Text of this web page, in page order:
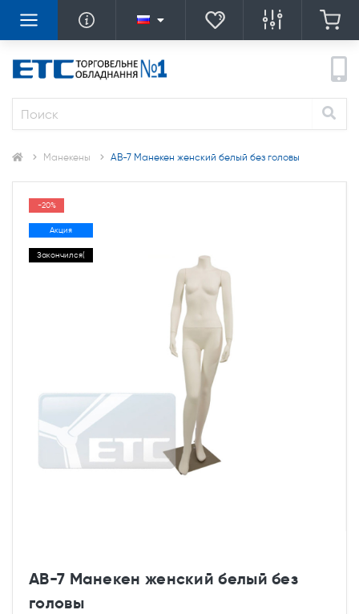
Манекены AB-7 Манекен женский белый без головы
-20%
Акция
Закончился(
AB-7 Манекен женский белый без
головы